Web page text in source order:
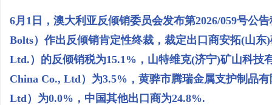
6月1日，澳大利亚反倾销委员会发布第2026/059号公
Bolts）作出反倾销肯定性终裁，裁定出口商安拓(山
Ltd.）的反倾销税为15.1%，山特维克(济宁)矿山科技
China Co., Ltd）为3.5%，黄骅市腾瑞金属支护制品
Ltd）为0.0%，中国其他出口商为24.8%.